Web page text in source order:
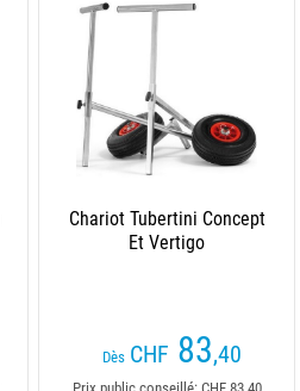
Chariot Tubertini Concept
Et Vertigo
Dès CHF 83,40